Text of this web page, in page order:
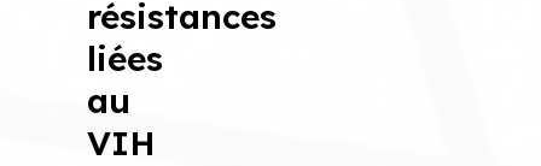
résistances
liées
au
VIH